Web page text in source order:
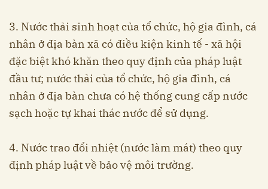
3. Nước thải sinh hoạt của tổ chức, hộ gia đình, cá
nhân ở địa bàn xã có điều kiện kinh tế - xã hội
đặc biệt khó khăn theo quy định của pháp luật
đầu tư; nước thải của tổ chức, hộ gia đình, cá
nhân ở địa bàn chưa có hệ thống cung cấp nước
sạch hoặc tự khai thác nước để sử dụng.
4. Nước trao đổi nhiệt (nước làm mát) theo quy
định pháp luật về bảo vệ môi trường.